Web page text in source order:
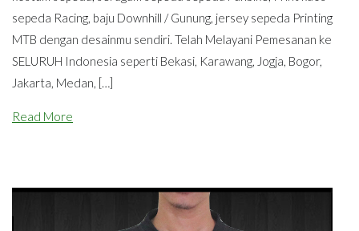
sepeda Racing, baju Downhill / Gunung, jersey sepeda Printing
MTB dengan desainmu sendiri. Telah Melayani Pemesanan ke
SELURUH Indonesia seperti Bekasi, Karawang, Jogja, Bogor,
Jakarta, Medan, […]
Read More